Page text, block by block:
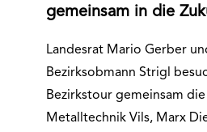
gemeinsam in die
Landesrat Mario Gerber
Bezirksobmann Strigl
Bezirkstour gemeinsam
Metalltechnik Vils, Marx